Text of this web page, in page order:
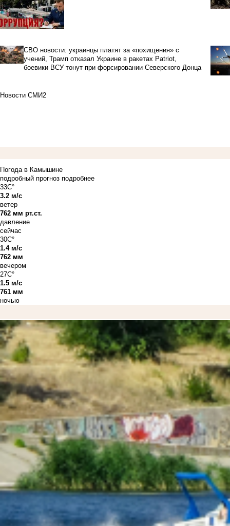
СВО новости: украинцы платят за «похищения» с
учений, Трамп отказал Украине в ракетах Patriot,
боевики ВСУ тонут при форсировании Северского Донца
Новости СМИ2
Погода в Камышине
подробный прогноз подробнее
33C°
3.2 м/с
ветер
762 мм рт.ст.
давление
сейчас
30C°
1.4 м/с
762 мм
вечером
27C°
1.5 м/с
761 мм
ночью